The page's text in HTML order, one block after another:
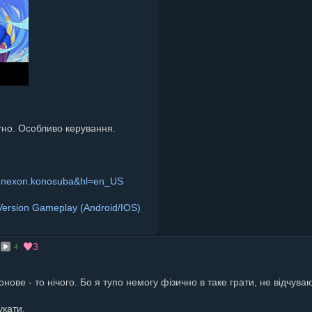
Особливо керування.
Gameplay (Android/IOS)
4 3
- то нічого. Бо я тупо немогу фізично в таке грати, не